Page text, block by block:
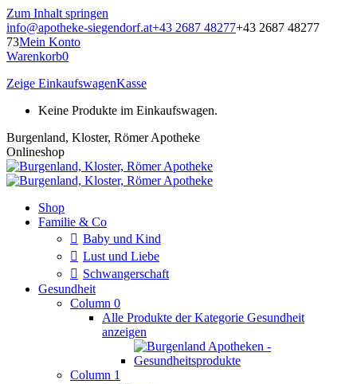
Zum Inhalt springen
info@apotheke-siegendorf.at+43 2687 48277+43 2687 48277
73Mein Konto
Warenkorb0
Zeige EinkaufswagenKasse
Keine Produkte im Einkaufswagen.
Burgenland, Kloster, Römer Apotheke
Onlineshop
Shop
Familie & Co
Baby und Kind
Lust und Liebe
Schwangerschaft
Gesundheit
Column 0
Alle Produkte der Kategorie Gesundheit
anzeigen
Column 1